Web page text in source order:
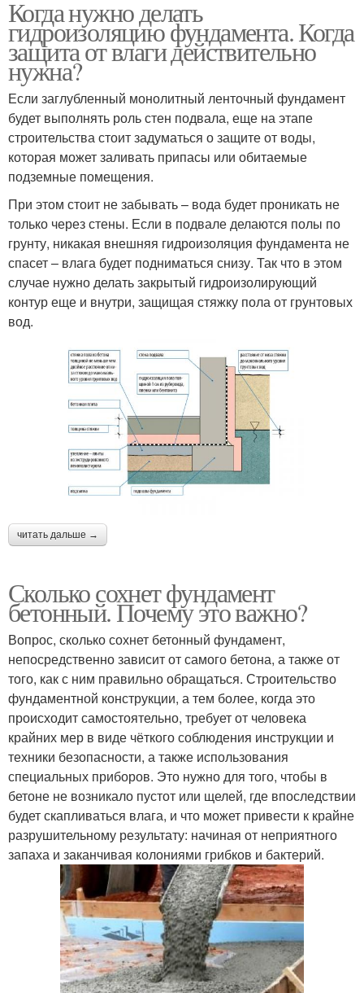
Когда нужно делать
гидроизоляцию фундамента. Когда
защита от влаги действительно
нужна?
Если заглубленный монолитный ленточный фундамент
будет выполнять роль стен подвала, еще на этапе
строительства стоит задуматься о защите от воды,
которая может заливать припасы или обитаемые
подземные помещения.
При этом стоит не забывать – вода будет проникать не
только через стены. Если в подвале делаются полы по
грунту, никакая внешняя гидроизоляция фундамента не
спасет – влага будет подниматься снизу. Так что в этом
случае нужно делать закрытый гидроизолирующий
контур еще и внутри, защищая стяжку пола от грунтовых
вод.
читать дальше →
Сколько сохнет фундамент
бетонный. Почему это важно?
Вопрос, сколько сохнет бетонный фундамент,
непосредственно зависит от самого бетона, а также от
того, как с ним правильно обращаться. Строительство
фундаментной конструкции, а тем более, когда это
происходит самостоятельно, требует от человека
крайних мер в виде чёткого соблюдения инструкции и
техники безопасности, а также использования
специальных приборов. Это нужно для того, чтобы в
бетоне не возникало пустот или щелей, где впоследствии
будет скапливаться влага, и что может привести к крайне
разрушительному результату: начиная от неприятного
запаха и заканчивая колониями грибков и бактерий.